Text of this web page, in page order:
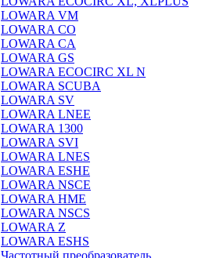
LOWARA VM
LOWARA CO
LOWARA CA
LOWARA GS
LOWARA ECOCIRC XL N
LOWARA SCUBA
LOWARA SV
LOWARA LNEE
LOWARA 1300
LOWARA SVI
LOWARA LNES
LOWARA ESHE
LOWARA NSCE
LOWARA HME
LOWARA NSCS
LOWARA Z
LOWARA ESHS
Частотный преобразователь